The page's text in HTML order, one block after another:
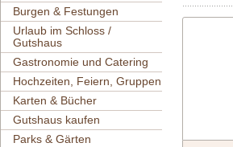
Burgen & Festungen
Urlaub im Schloss /
Gutshaus
Gastronomie und Catering
Hochzeiten, Feiern, Gruppen
Karten & Bücher
Gutshaus kaufen
Parks & Gärten